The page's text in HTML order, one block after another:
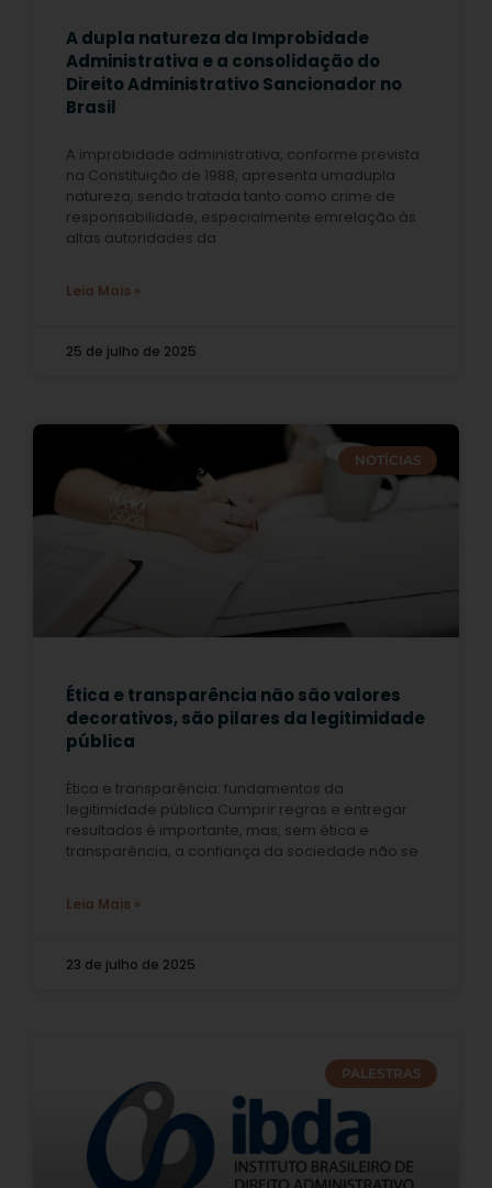
A dupla natureza da Improbidade
Administrativa e a consolidação do
Direito Administrativo Sancionador no
Brasil
A improbidade administrativa, conforme prevista
na Constituição de 1988, apresenta umadupla
natureza, sendo tratada tanto como crime de
responsabilidade, especialmente emrelação às
altas autoridades da
Leia Mais »
25 de julho de 2025
NOTÍCIAS
Ética e transparência não são valores
decorativos, são pilares da legitimidade
pública
Ética e transparência: fundamentos da
legitimidade pública Cumprir regras e entregar
resultados é importante, mas, sem ética e
transparência, a confiança da sociedade não se
Leia Mais »
23 de julho de 2025
PALESTRAS